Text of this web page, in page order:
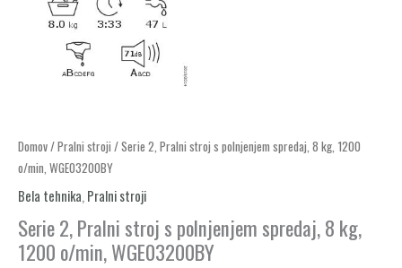
Domov/Pralni stroji / Serie 2, Pralni stroj s polnjenjem spredaj, 8 kg, 1200
o/min, WGE03200BY
Bela tehnika,Pralni stroji
Serie 2, Pralni stroj s polnjenjem spredaj, 8 kg,
1200 o/min, WGE03200BY
Serie
2,
Pralni
stroj
s